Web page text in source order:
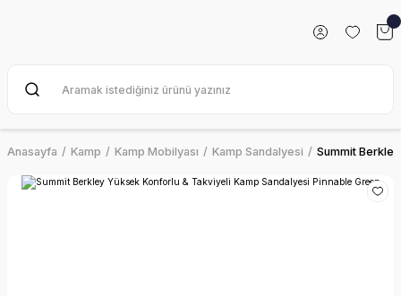
Anasayfa Kamp Kamp Mobilyası Kamp Sandalyesi Summit